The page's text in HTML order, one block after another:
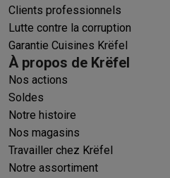
Clients professionnels
Lutte contre la corruption
Garantie Cuisines Krëfel
À propos de Krëfel
Nos actions
Soldes
Notre histoire
Nos magasins
Travailler chez Krëfel
Notre assortiment